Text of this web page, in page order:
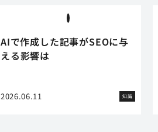
AIで作成した記事がSEOに与
える影響は
2026.06.11 知識